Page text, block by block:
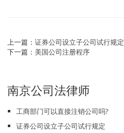
上一篇： 证券公司设立子公司试行规定
下一篇： 美国公司注册程序
南京公司法律师
工商部门可以直接注销公司吗?
证券公司设立子公司试行规定